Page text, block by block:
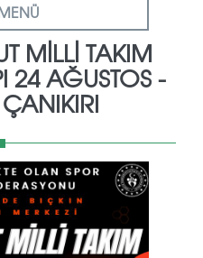
MİLLİ TAKIM
24 AĞUSTOS -